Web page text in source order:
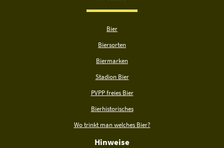
Bier
Biersorten
Biermarken
Stadion Bier
PVPP freies Bier
Bierhistorisches
Wo trinkt man welches Bier?
Hinweise